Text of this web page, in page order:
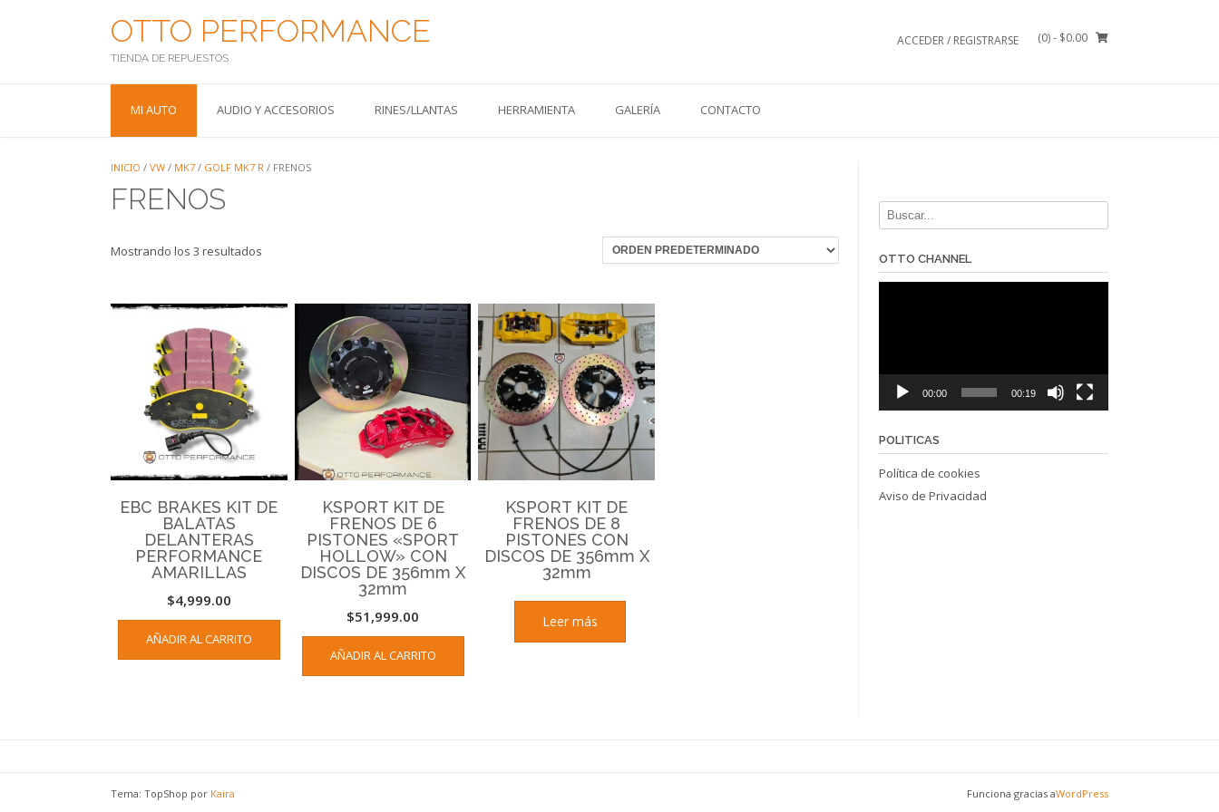
OTTO PERFORMANCE
TIENDA DE REPUESTOS
ACCEDER / REGISTRARSE (0)- $0.00
MI AUTO AUDIO Y ACCESORIOS RINES/LLANTAS HERRAMIENTA GALERÍA CONTACTO
INICIO / VW / MK7 / GOLF MK7 R / FRENOS
FRENOS
Mostrando los 3 resultados
EBC BRAKES KIT DE
BALATAS
DELANTERAS
PERFORMANCE
AMARILLAS
$4,999.00
AÑADIR AL CARRITO
KSPORT KIT DE
FRENOS DE 6
PISTONES «SPORT
HOLLOW» CON
DISCOS DE 356mm X
32mm
$51,999.00
AÑADIR AL CARRITO
KSPORT KIT DE
FRENOS DE 8
PISTONES CON
DISCOS DE 356mm X
32mm
Leer más
OTTO CHANNEL
00:00 00:19
POLITICAS
Política de cookies
Aviso de Privacidad
Tema: TopShop por Kaira Funciona gracias aWordPress